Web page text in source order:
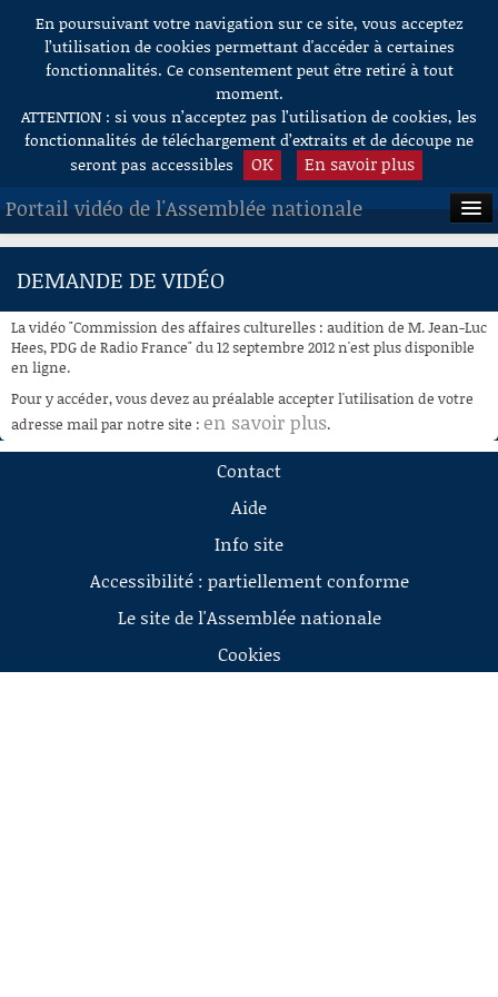
Aller au contenu
En poursuivant votre navigation sur ce site, vous acceptez
l’utilisation de cookies permettant d'accéder à certaines
fonctionnalités. Ce consentement peut être retiré à tout
moment.
ATTENTION : si vous n’acceptez pas l’utilisation de cookies, les
fonctionnalités de téléchargement d’extraits et de découpe ne
seront pas accessibles
OK En savoir plus
Portail vidéo de l'Assemblée nationale
ACCUEIL
À LA DEMANDE
RECHERCHE
AIDE À LA DÉCOUPE
DE VIDÉOS
DEMANDE DE VIDÉO
La vidéo "Commission des affaires culturelles : audition de M. Jean-Luc
Hees, PDG de Radio France" du 12 septembre 2012 n'est plus disponible
en ligne.
Pour y accéder, vous devez au préalable accepter l'utilisation de votre
adresse mail par notre site : en savoir plus.
Contact
Aide
Info site
Accessibilité : partiellement conforme
Le site de l'Assemblée nationale
Cookies